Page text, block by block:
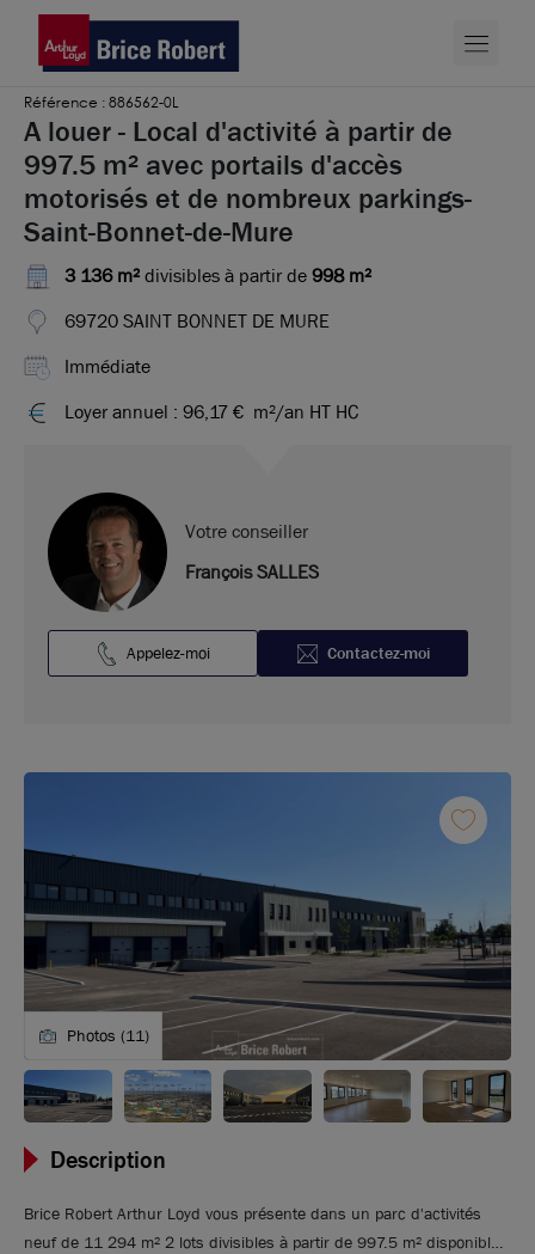
Référence : 886562-0L
A louer - Local d'activité à partir de
997.5 m² avec portails d'accès
motorisés et de nombreux parkings-
Saint-Bonnet-de-Mure
3 136 m²divisibles à partir de998 m²
69720 SAINT BONNET DE MURE
Immédiate
Loyer annuel : 96,17 € m²/an HT HC
Votre conseiller
François SALLES
Appelez-moi Contactez-moi
Photos (11)
Description
Brice Robert Arthur Loyd vous présente dans un parc d'activités
neuf de 11 294 m² 2 lots divisibles à partir de 997.5 m² disponible